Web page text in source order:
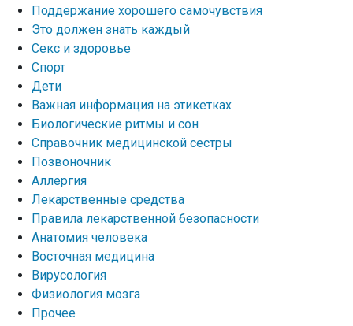
Поддержание хорошего самочувствия
Это должен знать каждый
Секс и здоровье
Спорт
Дети
Важная информация на этикетках
Биологические ритмы и сон
Справочник медицинской сестры
Позвоночник
Аллергия
Лекарственные средства
Правила лекарственной безопасности
Aнатомия человека
Восточная медицина
Вирусология
Физиология мозга
Прочее